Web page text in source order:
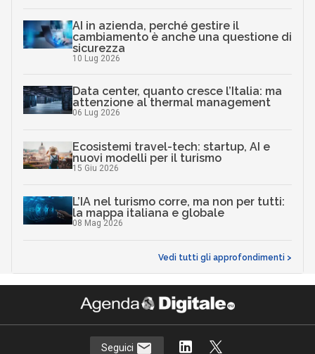
AI in azienda, perché gestire il
cambiamento è anche una questione di
sicurezza
10 Lug 2026
Data center, quanto cresce l’Italia: ma
attenzione al thermal management
06 Lug 2026
Ecosistemi travel-tech: startup, AI e
nuovi modelli per il turismo
15 Giu 2026
L’IA nel turismo corre, ma non per tutti:
la mappa italiana e globale
08 Mag 2026
Vedi tutti gli approfondimenti >
Seguici